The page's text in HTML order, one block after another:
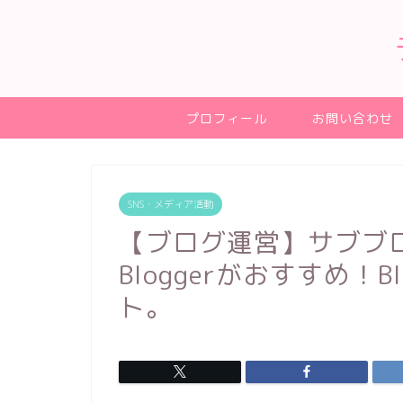
プロフィール お問い合わせ
SNS・メディア活動
【ブログ運営】サブ
Bloggerがおすすめ！
ト。